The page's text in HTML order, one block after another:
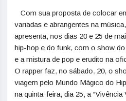
Com sua proposta de colocar
variadas e abrangentes na
apresenta, nos dias 20 e 25 de
hip-hop e do funk, com o show
e a mistura de pop e erudito na
O rapper faz, no sábado, 20, o
viagem pelo Mundo Mágico do
na quinta-feira, dia 25, a “Vivência